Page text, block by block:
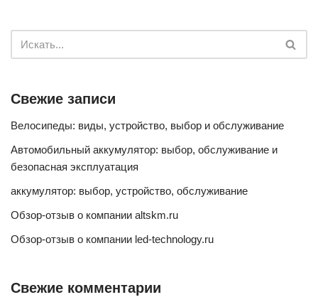
Свежие записи
Велосипеды: виды, устройство, выбор и обслуживание
Автомобильный аккумулятор: выбор, обслуживание и
безопасная эксплуатация
аккумулятор: выбор, устройство, обслуживание
Обзор-отзыв о компании altskm.ru
Обзор-отзыв о компании led-technology.ru
Свежие комментарии